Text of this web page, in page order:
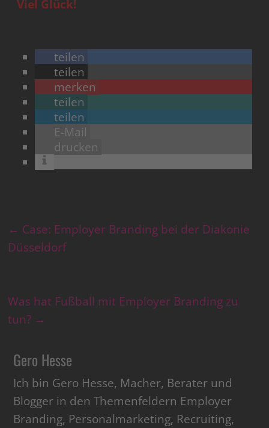
Viel Glück!
teilen
teilen
merken
teilen
teilen
E-Mail
drucken
← Case: Employer Branding bei der Diakonie
Düsseldorf
Was hat Fußball mit Employer Branding zu
tun? →
Gero Hesse
Ich bin Gero Hesse, Macher, Berater und
Blogger in den Themenfeldern Employer
Branding, Personalmarketing, Recruiting,